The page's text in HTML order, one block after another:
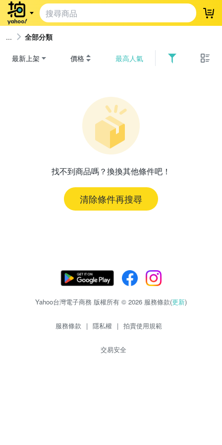
登
全部分類
最新上架 價格 最高人氣
找不到商品嗎？換換其他條件吧！
清除條件再搜尋
Yahoo台灣電子商務 版權所有 © 2026 服務條款(更新)
服務條款 | 隱私權 | 拍賣使用規範
交易安全